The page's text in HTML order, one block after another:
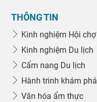
THÔNG TIN
Kinh nghiệm Hội chợ
Kinh nghiệm Du lịch
Cẩm nang Du lịch
Hành trình khám phá
Văn hóa ẩm thực